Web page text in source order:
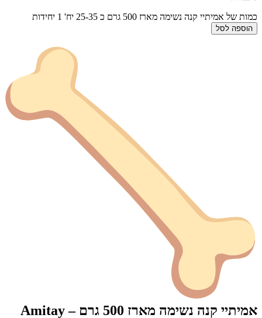
כמות של אמיתיי קנה נשימה מארז 500 גרם כ 25-35 יח' 1 יחידות
הוספה לסל
אמיתיי קנה נשימה מארז 500 גרם – Amitay